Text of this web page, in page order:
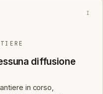
I
diffusione
in corso,